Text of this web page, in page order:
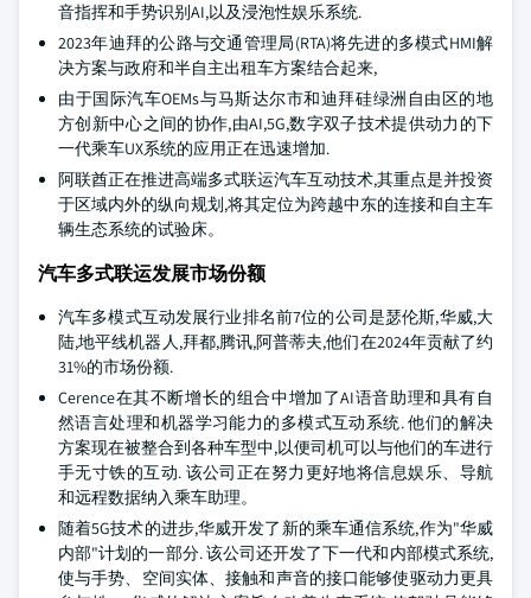
音指挥和手势识别AI,以及浸泡性娱乐系统.
2023年迪拜的公路与交通管理局(RTA)将先进的多模式HMI解
决方案与政府和半自主出租车方案结合起来,
由于国际汽车OEMs与马斯达尔市和迪拜硅绿洲自由区的地
方创新中心之间的协作,由AI,5G,数字双子技术提供动力的下
一代乘车UX系统的应用正在迅速增加.
阿联酋正在推进高端多式联运汽车互动技术,其重点是并投资
于区域内外的纵向规划,将其定位为跨越中东的连接和自主车
辆生态系统的试验床。
汽车多式联运发展市场份额
汽车多模式互动发展行业排名前7位的公司是瑟伦斯,华威,大
陆,地平线机器人,拜都,腾讯,阿普蒂夫,他们在2024年贡献了约
31%的市场份额.
Cerence在其不断增长的组合中增加了AI语音助理和具有自
然语言处理和机器学习能力的多模式互动系统. 他们的解决
方案现在被整合到各种车型中,以便司机可以与他们的车进行
手无寸铁的互动. 该公司正在努力更好地将信息娱乐、导航
和远程数据纳入乘车助理。
随着5G技术的进步,华威开发了新的乘车通信系统,作为"华威
内部"计划的一部分. 该公司还开发了下一代和内部模式系统,
使与手势、空间实体、接触和声音的接口能够使驱动力更具